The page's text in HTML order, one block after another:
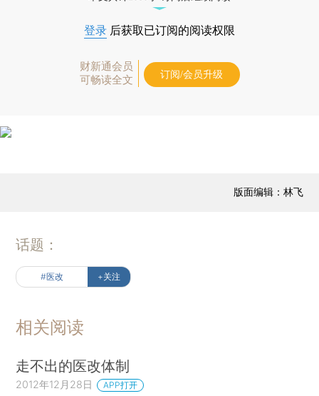
登录 后获取已订阅的阅读权限
财新通会员
可畅读全文
订阅/会员升级
版面编辑：林飞
话题：
#医改 +关注
相关阅读
走不出的医改体制
2012年12月28日 APP打开